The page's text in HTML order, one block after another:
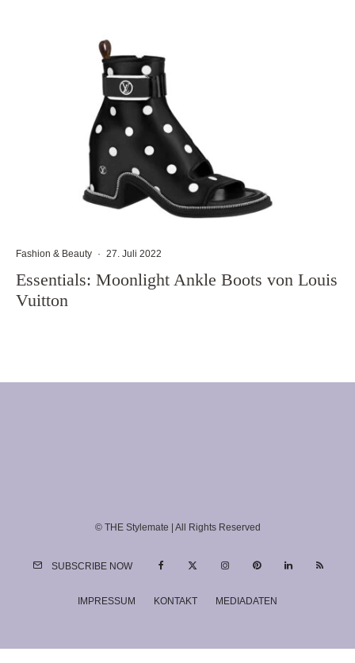
Fashion & Beauty · 27. Juli 2022
Essentials: Moonlight Ankle Boots von Louis
Vuitton
© THE Stylemate | All Rights Reserved
SUBSCRIBE NOW
IMPRESSUM KONTAKT MEDIADATEN